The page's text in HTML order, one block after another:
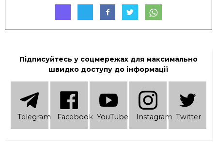
Підписуйтесь у соцмережах для максимально
швидко доступу до інформації
Telеgram Facebook YouTube Instagram Twitter